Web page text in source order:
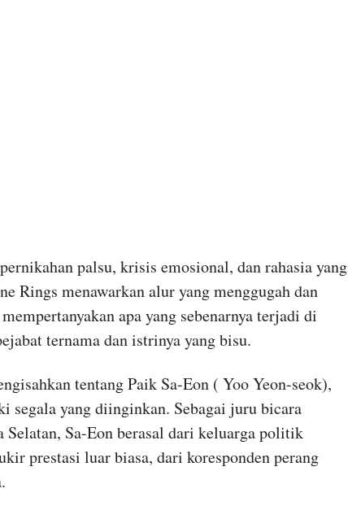
palsu, krisis emosional, dan rahasia yang
Rings menawarkan alur yang menggugah dan
apa yang sebenarnya terjadi di
ternama dan istrinya yang bisu.
tentang Paik Sa-Eon ( Yoo Yeon-seok),
segala yang diinginkan. Sebagai juru bicara
Selatan, Sa-Eon berasal dari keluarga politik
prestasi luar biasa, dari koresponden perang